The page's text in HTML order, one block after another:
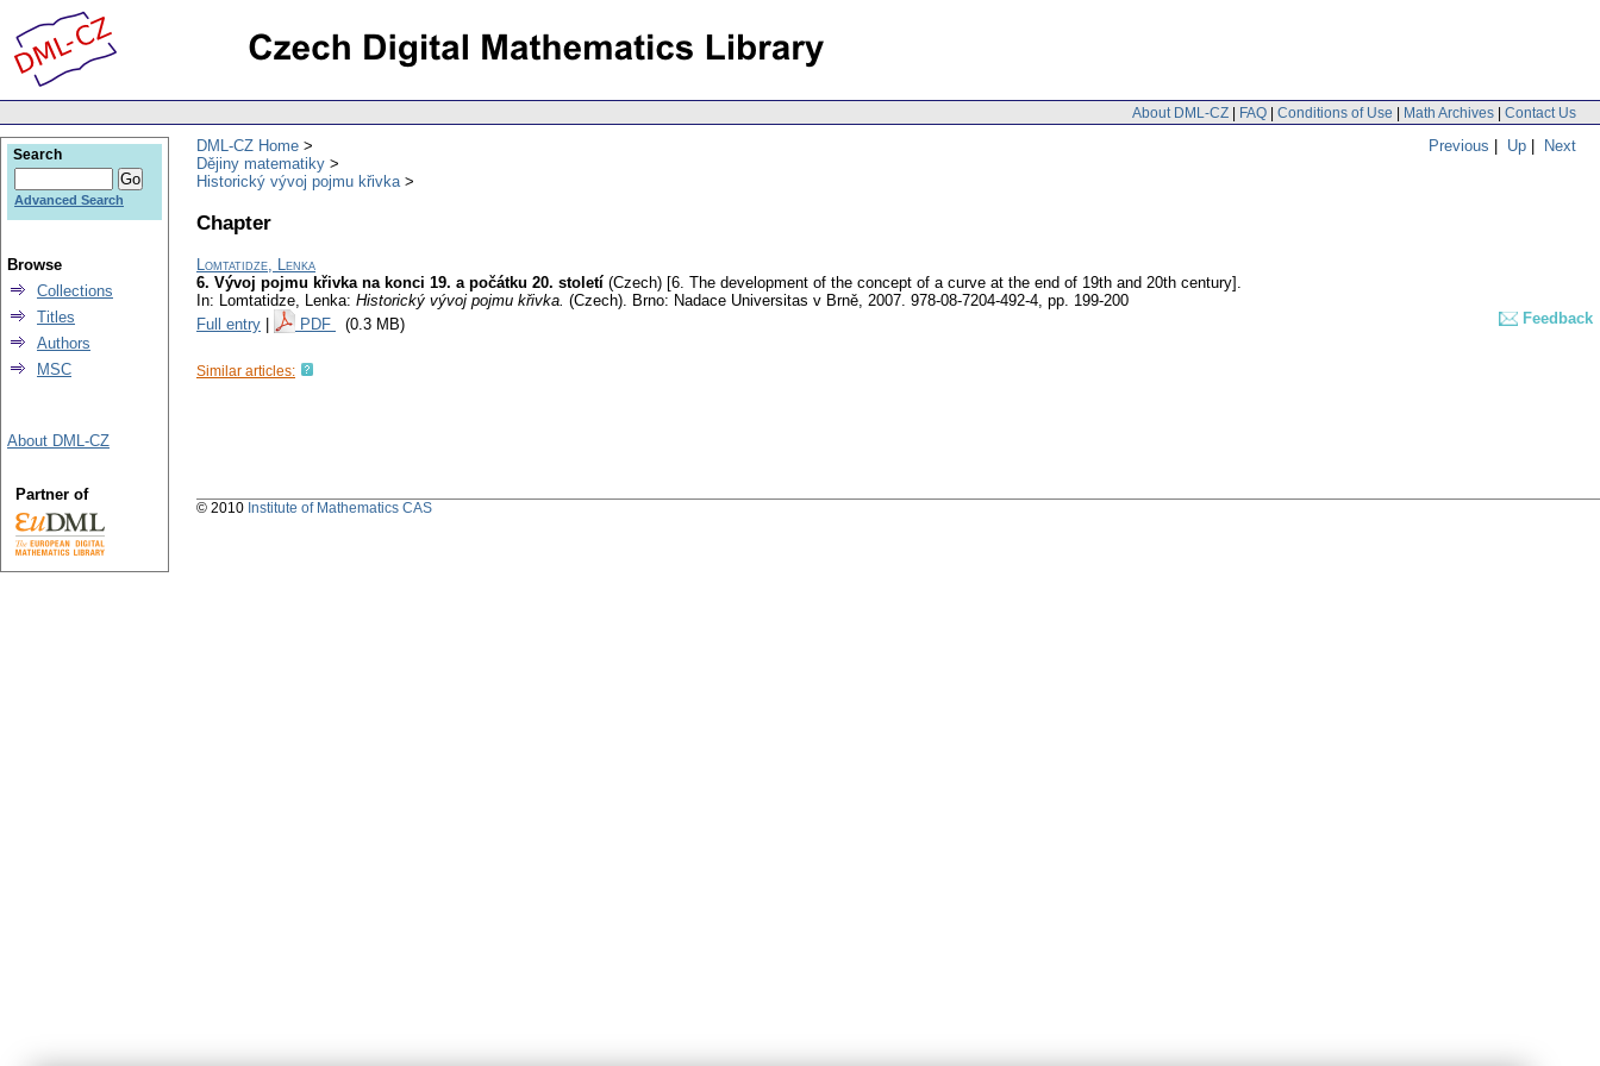
About DML-CZ | FAQ | Conditions of Use | Math Archives | Contact Us
Previous | Up | Next
DML-CZ Home
Dějiny matematiky
Historický vývoj pojmu křivka
Chapter
Lomtatidze, Lenka
6. Vývoj pojmu křivka na konci 19. a počátku 20. století (Czech) [6. The development of the concept of a curve at the end of 19th and 20th century].
In: Lomtatidze, Lenka: Historický vývoj pojmu křivka. (Czech). Brno: Nadace Universitas v Brně, 2007. 978-08-7204-492-4, pp. 199-200
Full entry
PDF (0.3 MB) Feedback
Similar articles:
Search
Advanced Search
Browse
Collections
Titles
Authors
MSC
About DML-CZ
Partner of
© 2010 Institute of Mathematics CAS